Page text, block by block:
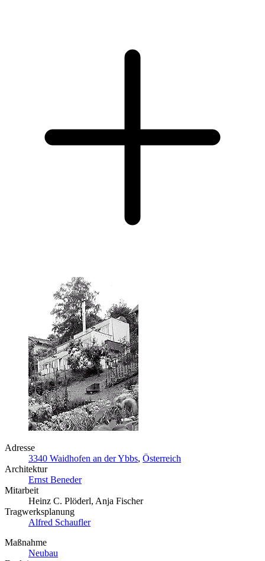
Adresse
3340 Waidhofen an der Ybbs, Österreich
Architektur
Ernst Beneder
Mitarbeit
Heinz C. Plöderl, Anja Fischer
Tragwerksplanung
Alfred Schaufler
Maßnahme
Neubau